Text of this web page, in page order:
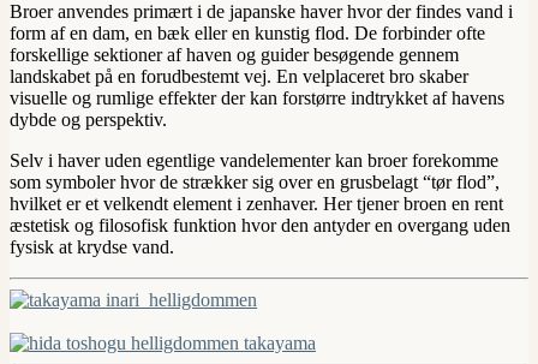
Broer anvendes primært i de japanske haver hvor der findes vand i
form af en dam, en bæk eller en kunstig flod. De forbinder ofte
forskellige sektioner af haven og guider besøgende gennem
landskabet på en forudbestemt vej. En velplaceret bro skaber
visuelle og rumlige effekter der kan forstørre indtrykket af havens
dybde og perspektiv.
Selv i haver uden egentlige vandelementer kan broer forekomme
som symboler hvor de strækker sig over en grusbelagt “tør flod”,
hvilket er et velkendt element i zenhaver. Her tjener broen en rent
æstetisk og filosofisk funktion hvor den antyder en overgang uden
fysisk at krydse vand.